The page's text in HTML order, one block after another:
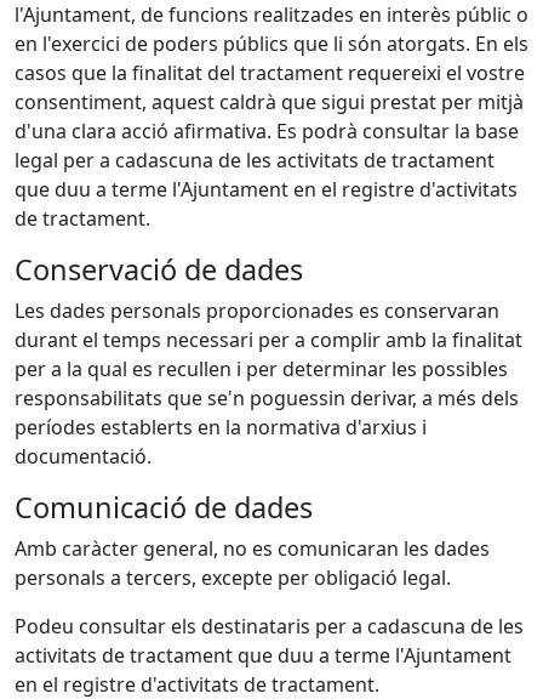
l'Ajuntament, de funcions realitzades en interès públic o
en l'exercici de poders públics que li són atorgats. En els
casos que la finalitat del tractament requereixi el vostre
consentiment, aquest caldrà que sigui prestat per mitjà
d'una clara acció afirmativa. Es podrà consultar la base
legal per a cadascuna de les activitats de tractament
que duu a terme l'Ajuntament en el registre d'activitats
de tractament.
Conservació de dades
Les dades personals proporcionades es conservaran
durant el temps necessari per a complir amb la finalitat
per a la qual es recullen i per determinar les possibles
responsabilitats que se'n poguessin derivar, a més dels
períodes establerts en la normativa d'arxius i
documentació.
Comunicació de dades
Amb caràcter general, no es comunicaran les dades
personals a tercers, excepte per obligació legal.
Podeu consultar els destinataris per a cadascuna de les
activitats de tractament que duu a terme l'Ajuntament
en el registre d'activitats de tractament.